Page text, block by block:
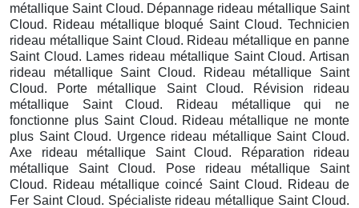
métallique Saint Cloud. Dépannage rideau métallique Saint
Cloud. Rideau métallique bloqué Saint Cloud. Technicien
rideau métallique Saint Cloud. Rideau métallique en panne
Saint Cloud. Lames rideau métallique Saint Cloud. Artisan
rideau métallique Saint Cloud. Rideau métallique Saint
Cloud. Porte métallique Saint Cloud. Révision rideau
métallique Saint Cloud. Rideau métallique qui ne
fonctionne plus Saint Cloud. Rideau métallique ne monte
plus Saint Cloud. Urgence rideau métallique Saint Cloud.
Axe rideau métallique Saint Cloud. Réparation rideau
métallique Saint Cloud. Pose rideau métallique Saint
Cloud. Rideau métallique coincé Saint Cloud. Rideau de
Fer Saint Cloud. Spécialiste rideau métallique Saint Cloud.